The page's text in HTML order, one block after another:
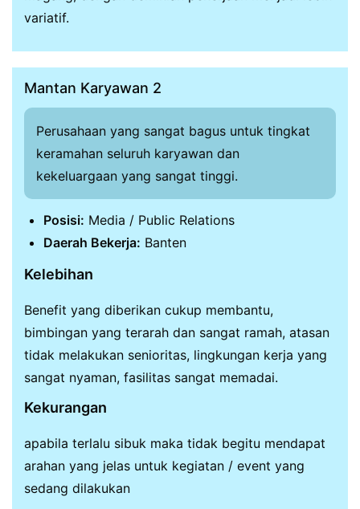
variatif.
Mantan Karyawan 2
Perusahaan yang sangat bagus untuk tingkat
keramahan seluruh karyawan dan
kekeluargaan yang sangat tinggi.
Posisi: Media / Public Relations
Daerah Bekerja: Banten
Kelebihan
Benefit yang diberikan cukup membantu,
bimbingan yang terarah dan sangat ramah, atasan
tidak melakukan senioritas, lingkungan kerja yang
sangat nyaman, fasilitas sangat memadai.
Kekurangan
apabila terlalu sibuk maka tidak begitu mendapat
arahan yang jelas untuk kegiatan / event yang
sedang dilakukan